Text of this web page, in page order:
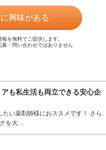
興味がある
を無料でご提供します。
・問い合わせではありません
も私生活も両立できる安心企
い薬剤師様におススメです！ さら
クを大…